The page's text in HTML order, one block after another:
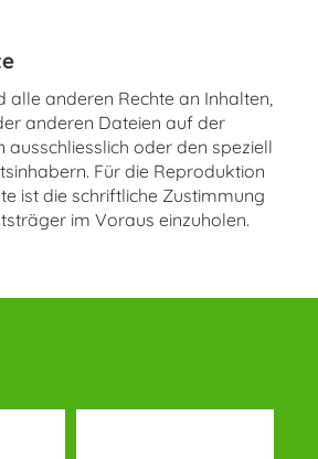
alle anderen Rechte an Inhalten,
anderen Dateien auf der
ausschliesslich oder den speziell
Für die Reproduktion
ist die schriftliche Zustimmung
im Voraus einzuholen.